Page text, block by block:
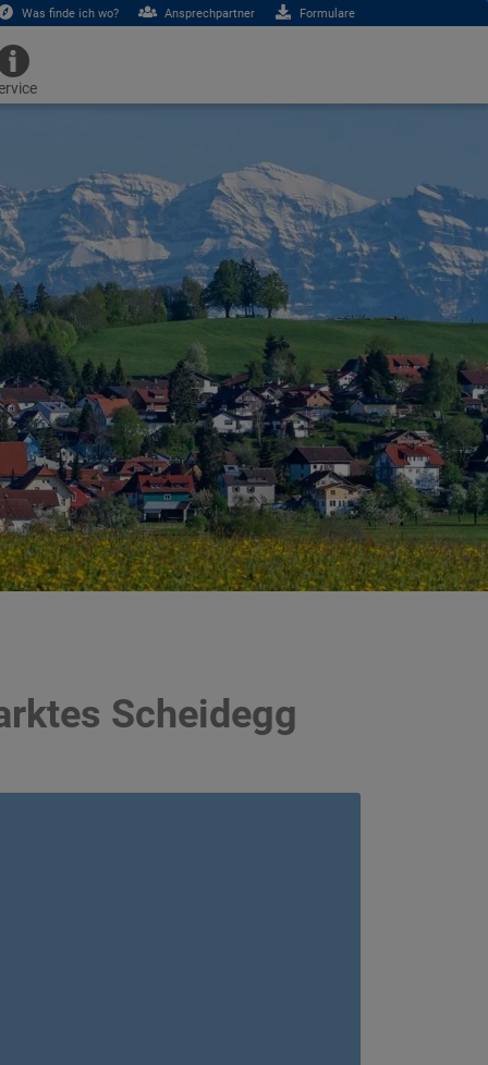
Was finde ich wo? Ansprechpartner Formulare
Scheidegg